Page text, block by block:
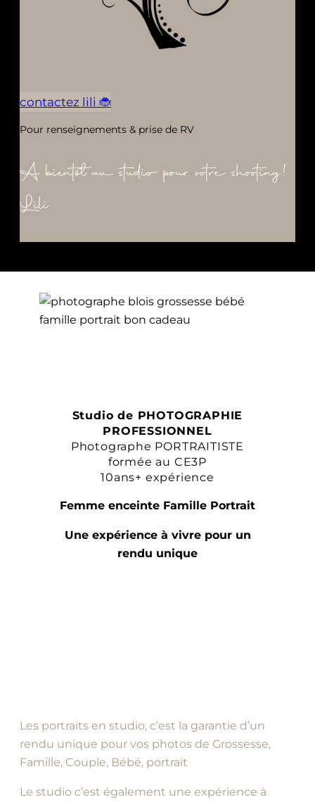
contactez lili 🐞
Pour renseignements & prise de RV
A bientôt au studio pour votre shooting!
Lili
Studio de PHOTOGRAPHIE
PROFESSIONNEL
Photographe PORTRAITISTE
formée au CE3P
10ans+ expérience
Femme enceinte Famille Portrait
Une expérience à vivre pour un
rendu unique
Les portraits en studio, c’est la garantie d’un
rendu unique pour vos photos de Grossesse,
Famille, Couple, Bébé, portrait
Le studio c’est également une expérience à